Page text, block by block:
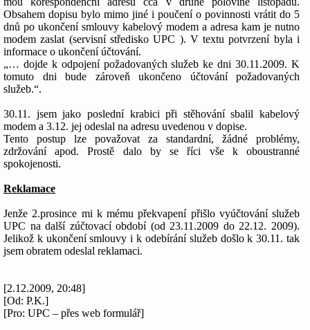
Obsahem dopisu bylo mimo jiné i poučení o povinnosti vrátit do 5
dnů po ukončení smlouvy kabelový modem a adresa kam je nutno
modem zaslat (servisní středisko UPC ). V textu potvrzení byla i
informace o ukončení účtování.
„… dojde k odpojení požadovaných služeb ke dni 30.11.2009. K
tomuto dni bude zároveň ukončeno účtování požadovaných
služeb.“.
30.11. jsem jako poslední krabici při stěhování sbalil kabelový
modem a 3.12. jej odeslal na adresu uvedenou v dopise.
Tento postup lze považovat za standardní, žádné problémy,
zdržování apod. Prostě dalo by se říci vše k oboustranné
spokojenosti.
Reklamace
Jenže 2.prosince mi k mému překvapení přišlo vyúčtování služeb
UPC na další zúčtovací období (od 23.11.2009 do 22.12. 2009).
Jelikož k ukončení smlouvy i k odebírání služeb došlo k 30.11. tak
jsem obratem odeslal reklamaci.
[2.12.2009, 20:48]
[Od: P.K.]
[Pro: UPC – přes web formulář]